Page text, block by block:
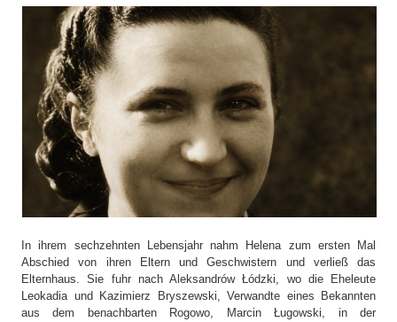
In ihrem sechzehnten Lebensjahr nahm Helena zum ersten Mal
Abschied von ihren Eltern und Geschwistern und verließ das
Elternhaus. Sie fuhr nach Aleksandrów Łódzki, wo die Eheleute
Leokadia und Kazimierz Bryszewski, Verwandte eines Bekannten
aus dem benachbarten Rogowo, Marcin Ługowski, in der